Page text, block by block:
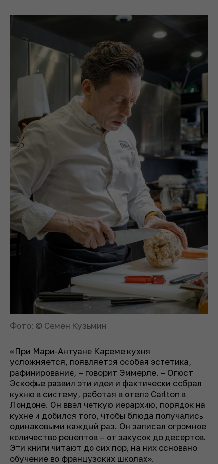
Фото: © Семен Кузьмин
«При Мари-Антуане Кареме кухня
усложняется, появляется особая эстетика,
рафинирование, – говорит Эммерле. – Огюст
Эскофье развил эти идеи и фактически собрал
кухню в систему, работая в отеле Carlton в
Лондоне. Он ввел четкую иерархию, порядок на
кухне и добился того, чтобы блюда получались
одинаковыми каждый раз. Он записал огромное
количество рецептов – от закусок до десертов.
Эти книги читают до сих пор, на них основано
обучение во французских школах».